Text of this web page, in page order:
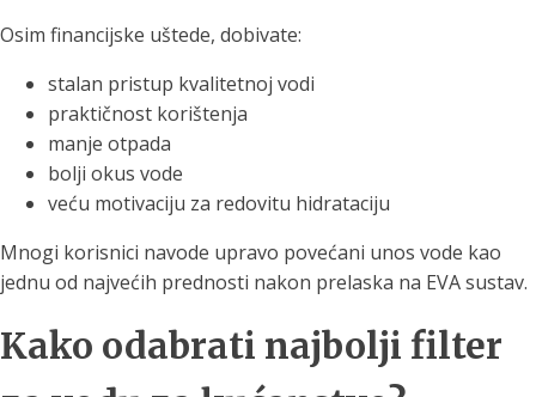
Osim financijske uštede, dobivate:
stalan pristup kvalitetnoj vodi
praktičnost korištenja
manje otpada
bolji okus vode
veću motivaciju za redovitu hidrataciju
Mnogi korisnici navode upravo povećani unos vode kao
jednu od najvećih prednosti nakon prelaska na EVA sustav.
Kako odabrati najbolji filter